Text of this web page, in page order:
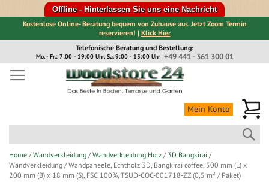
Offline - Hinterlassen Sie uns eine Nachricht
Kostenlose Online- Beratung bequem von Zuhause aus. Jetzt Zoom Termin
reservieren! | Klick Hier
Inhalt
Telefonische Beratung und Bestellung:
+49 441 - 361 300 01
Mo. - Fr.: 7:00 - 19:00 Uhr, Sa. 9:00 - 13:00 Uhr
Mein Konto
Home Wandverkleidung Wandverkleidung Holz
3D Bangkirai
Wandverkleidung / Wandpaneele, Echtholz 3D, Bangkirai coffee, 500 mm (L) x
200 mm (B) x 18 mm (S), FSC 100%, TSUD-COC-001718-ZZ (0,5 m² / Paket)